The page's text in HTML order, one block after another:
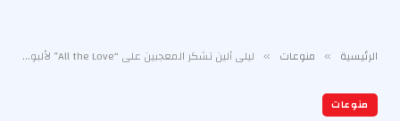
الرئيسية » منوعات » ليلي ألين تشكر المعجبين على “All the Love” لألبومها الجديد “West End Girl” وسط مزاعم عن غش الأغنية
منوعات